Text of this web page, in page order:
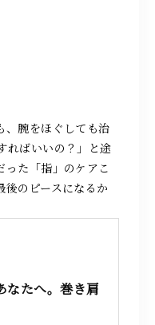
、腕をほぐしても治
ばいいの？」と途
た「指」のケアこ
のピースになるか
なたへ。巻き肩
：00〈日曜日〉19：00）
せ